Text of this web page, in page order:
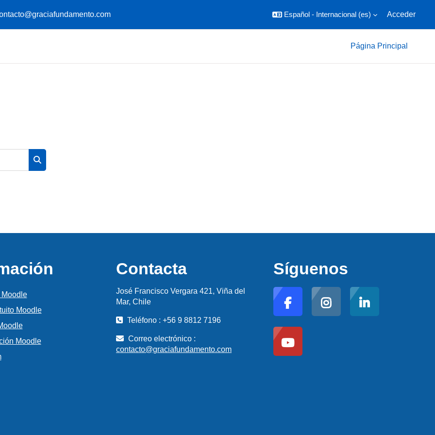
Español - Internacional ‎(es)‎ Acceder
Página Principal
Moodle
Moodle
Contacta
José Francisco Vergara 421, Viña del
Mar, Chile
Teléfono : +56 9 8812 7196
Correo electrónico :
contacto@graciafundamento.com
Síguenos